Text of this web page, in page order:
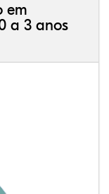
em
a 3 anos